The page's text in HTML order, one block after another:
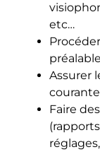
etc…
Assurer
Faire